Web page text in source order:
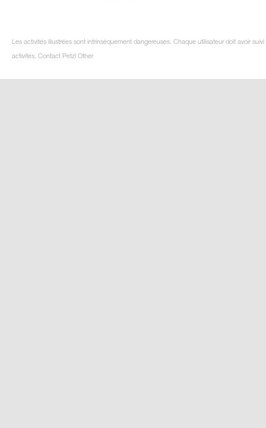
Les activités illustrées sont intrinsèquement dangereuses. Chaque utilisateur doit avoir
activités. Contact Petzl Other